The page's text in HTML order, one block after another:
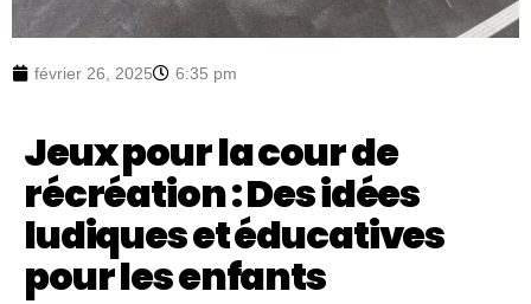
février 26, 2025 6:35 pm
Jeux pour la cour de
récréation : Des idées
ludiques et éducatives
pour les enfants